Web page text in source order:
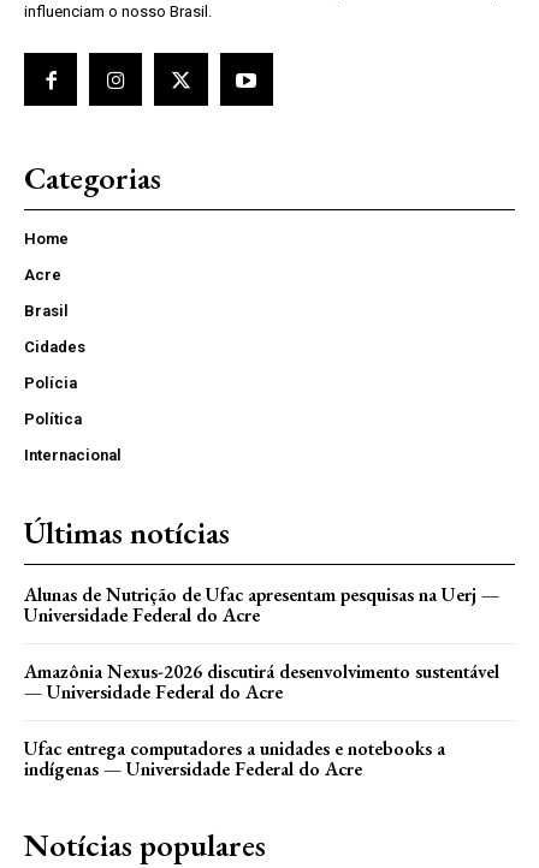
influenciam o nosso Brasil.
Categorias
Home
Acre
Brasil
Cidades
Polícia
Política
Internacional
Últimas notícias
Alunas de Nutrição de Ufac apresentam pesquisas na Uerj —
Universidade Federal do Acre
Amazônia Nexus-2026 discutirá desenvolvimento sustentável
— Universidade Federal do Acre
Ufac entrega computadores a unidades e notebooks a
indígenas — Universidade Federal do Acre
Notícias populares